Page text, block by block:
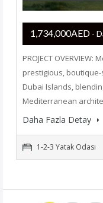
1,734,000AED -
PROJECT
prestigious,
Dubai Islands,
Mediterranean
Daha Fazla Detay
1-2-3 Yatak Odası